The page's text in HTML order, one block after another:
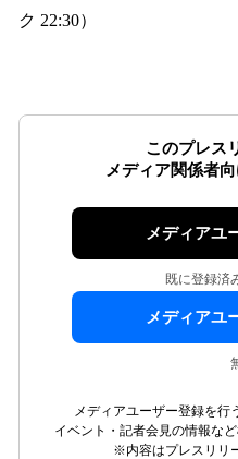
ク 22:30）
このプレス
メディア関係者
メディアユ
既に登録済
メディアユ
メディアユーザー登録を行
イベント・記者会見の情報な
※内容はプレスリリ